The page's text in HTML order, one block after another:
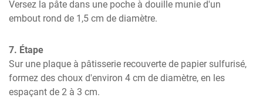
Versez la pâte dans une poche à douille munie d'un
embout rond de 1,5 cm de diamètre.
7. Étape
Sur une plaque à pâtisserie recouverte de papier sulfurisé,
formez des choux d'environ 4 cm de diamètre, en les
espaçant de 2 à 3 cm.